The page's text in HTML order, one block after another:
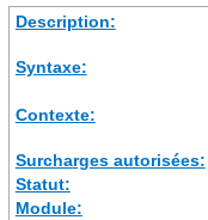
Description:
Syntaxe:
Contexte:
Surcharges autorisées:
Statut:
Module: